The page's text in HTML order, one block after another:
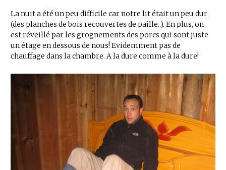
La nuit a été un peu difficile car notre lit était un peu dur
(des planches de bois recouvertes de paille..). En plus, on
est réveillé par les grognements des porcs qui sont juste
un étage en dessous de nous! Evidemment pas de
chauffage dans la chambre. A la dure comme à la dure!